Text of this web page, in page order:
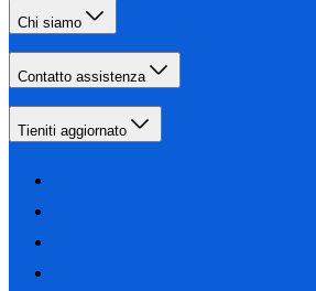
Chi siamo
Contatto assistenza
Tieniti aggiornato